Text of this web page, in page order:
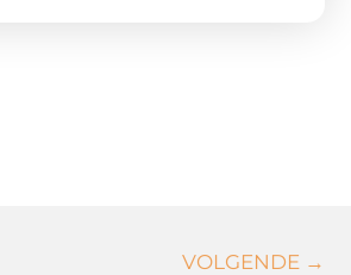
VOLGENDE →